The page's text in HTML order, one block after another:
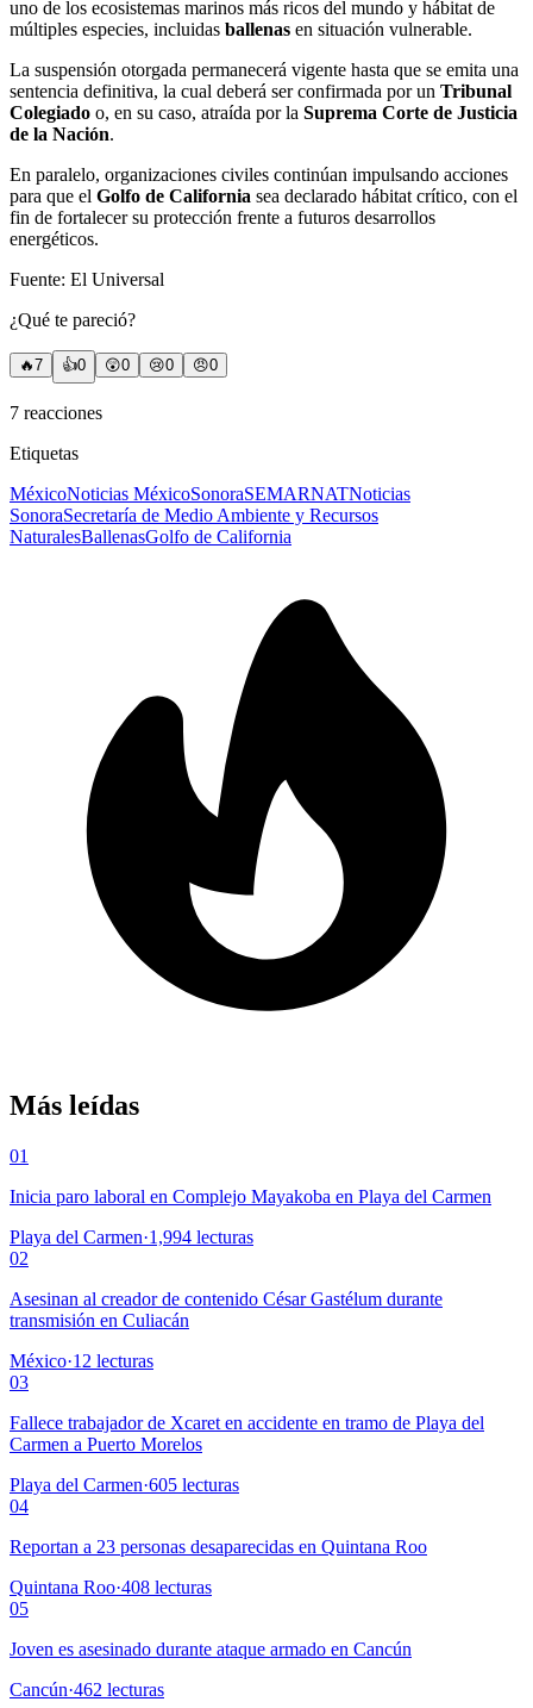
uno de los ecosistemas marinos más ricos del mundo y hábitat de
múltiples especies, incluidas ballenas en situación vulnerable.
La suspensión otorgada permanecerá vigente hasta que se emita una
sentencia definitiva, la cual deberá ser confirmada por un Tribunal
Colegiado o, en su caso, atraída por la Suprema Corte de Justicia
de la Nación.
En paralelo, organizaciones civiles continúan impulsando acciones
para que el Golfo de California sea declarado hábitat crítico, con el
fin de fortalecer su protección frente a futuros desarrollos
energéticos.
Fuente: El Universal
¿Qué te pareció?
🔥7 👍0 😲0 😢0 😠0
7 reacciones
Etiquetas
MéxicoNoticias MéxicoSonoraSEMARNATNoticias
SonoraSecretaría de Medio Ambiente y Recursos
NaturalesBallenasGolfo de California
Más leídas
01
Inicia paro laboral en Complejo Mayakoba en Playa del Carmen
Playa del Carmen·1,994 lecturas
02
Asesinan al creador de contenido César Gastélum durante
transmisión en Culiacán
México·12 lecturas
03
Fallece trabajador de Xcaret en accidente en tramo de Playa del
Carmen a Puerto Morelos
Playa del Carmen·605 lecturas
04
Reportan a 23 personas desaparecidas en Quintana Roo
Quintana Roo·408 lecturas
05
Joven es asesinado durante ataque armado en Cancún
Cancún·462 lecturas